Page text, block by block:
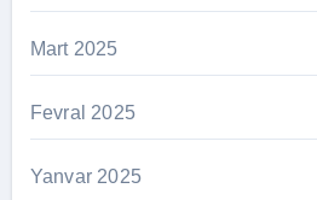
Mart 2025
Fevral 2025
Yanvar 2025